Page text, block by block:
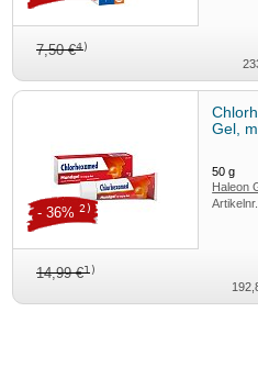
7,50 €4)
Gel,
50g
Haleon
Artikelnr.
14,99 €1)
- 36% 2)